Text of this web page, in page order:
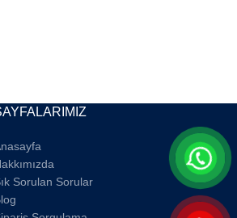
Sorulan Sorular